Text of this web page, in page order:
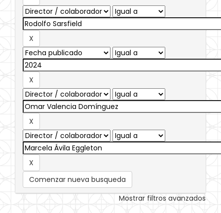
Comenzar nueva busqueda
Mostrar filtros avanzados